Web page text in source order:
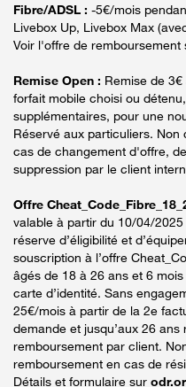
Fibre/ADSL : -5€/mois
Livebox Up, Livebox Max
Voir l'offre de remboursement
Remise Open : Remise de
forfait mobile choisi ou
supplémentaires, pour une
Réservé aux particuliers. Non
cas de changement d'offre,
suppression par le client
Offre
valable à partir du 10/04/
réserve d’éligibilité et
souscription à l’offre
âgés de 18 à 26 ans et 6
carte d’identité. Sans
25€/mois à partir de la 2e
demande et jusqu’aux 26
remboursement par client.
remboursement en cas de
Détails et formulaire sur